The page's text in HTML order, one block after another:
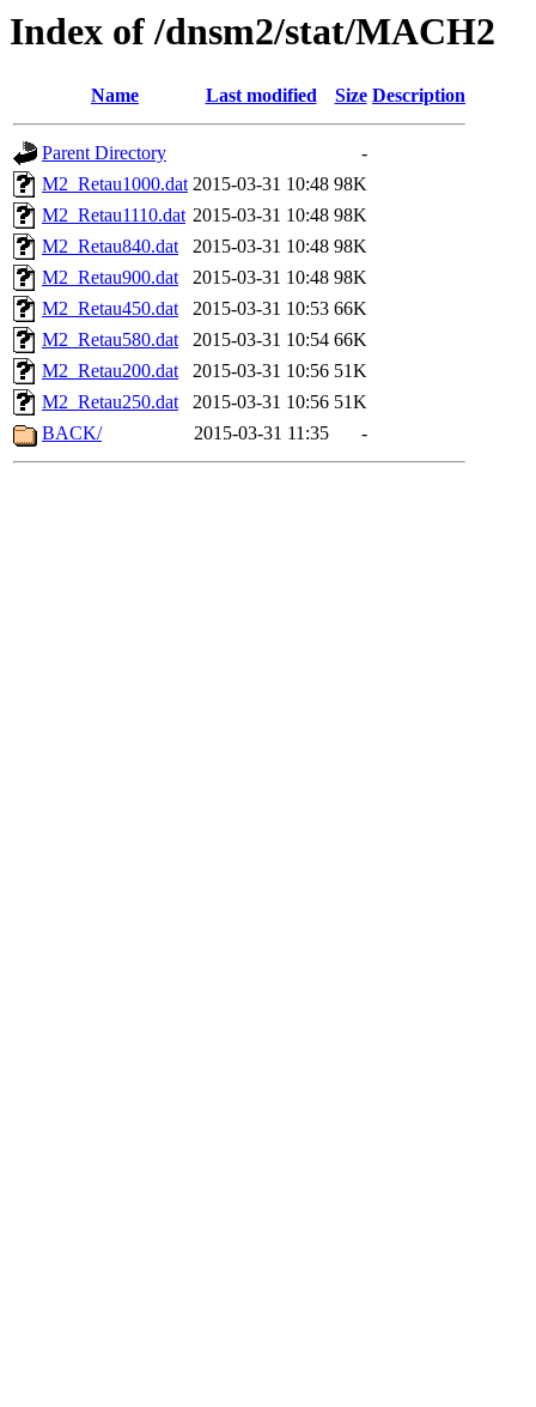
Index of /dnsm2/stat/MACH2
Name Last modified Size Description
Parent Directory
-
M2_Retau1000.dat 2015-03-31 10:48 98K
M2_Retau1110.dat 2015-03-31 10:48 98K
M2_Retau840.dat
2015-03-31 10:48 98K
M2_Retau900.dat
2015-03-31 10:48 98K
M2_Retau450.dat
2015-03-31 10:53 66K
M2_Retau580.dat
2015-03-31 10:54 66K
M2_Retau200.dat
2015-03-31 10:56 51K
M2_Retau250.dat
2015-03-31 10:56 51K
BACK/
2015-03-31 11:35 -